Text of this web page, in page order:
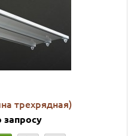
трехрядная)
запросу